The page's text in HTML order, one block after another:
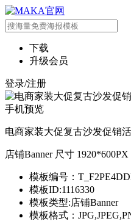
下载
升级会员
登录/注册
手机预览
电商家装大促复古沙发促销
店铺Banner 尺寸 1920*600PX
模板编号：
模板ID:1116330
模板类型:店铺Banner
模板格式：